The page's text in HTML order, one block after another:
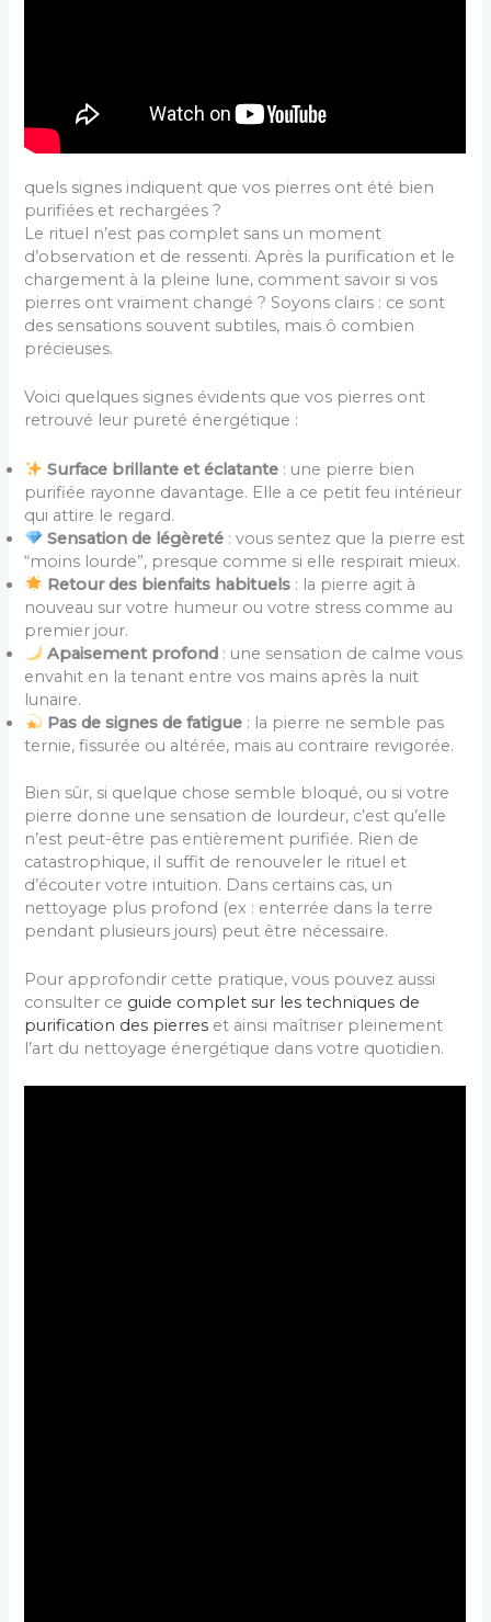
quels signes indiquent que vos pierres ont été bien
purifiées et rechargées ?
Le rituel n’est pas complet sans un moment
d’observation et de ressenti. Après la purification et le
chargement à la pleine lune, comment savoir si vos
pierres ont vraiment changé ? Soyons clairs : ce sont
des sensations souvent subtiles, mais ô combien
précieuses.
Voici quelques signes évidents que vos pierres ont
retrouvé leur pureté énergétique :
Surface brillante et éclatante : une pierre bien
purifiée rayonne davantage. Elle a ce petit feu intérieur
qui attire le regard.
Sensation de légèreté : vous sentez que la pierre est
“moins lourde”, presque comme si elle respirait mieux.
Retour des bienfaits habituels : la pierre agit à
nouveau sur votre humeur ou votre stress comme au
premier jour.
Apaisement profond : une sensation de calme vous
envahit en la tenant entre vos mains après la nuit
lunaire.
Pas de signes de fatigue : la pierre ne semble pas
ternie, fissurée ou altérée, mais au contraire revigorée.
Bien sûr, si quelque chose semble bloqué, ou si votre
pierre donne une sensation de lourdeur, c’est qu’elle
n’est peut-être pas entièrement purifiée. Rien de
catastrophique, il suffit de renouveler le rituel et
d’écouter votre intuition. Dans certains cas, un
nettoyage plus profond (ex : enterrée dans la terre
pendant plusieurs jours) peut être nécessaire.
Pour approfondir cette pratique, vous pouvez aussi
consulter ce guide complet sur les techniques de
purification des pierres et ainsi maîtriser pleinement
l’art du nettoyage énergétique dans votre quotidien.